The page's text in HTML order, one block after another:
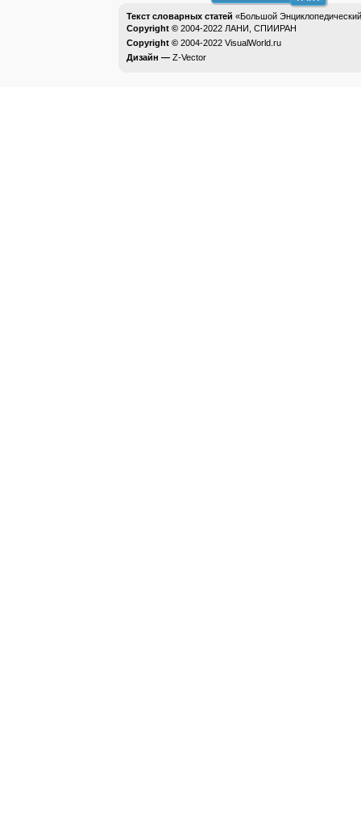
Текст словарных статей «Большой
Copyright © 2004-2022 ЛАНИ, СПИИРАН
Copyright © 2004-2022 VisualWorld.ru
Дизайн — Z-Vector